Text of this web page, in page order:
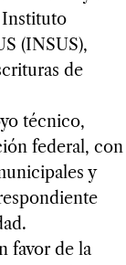
Instituto
(INSUS),
de
técnico,
federal, con
y
favor de la